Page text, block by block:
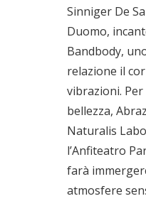
Sinniger De
Duomo,
Bandbody,
relazione il
vibrazioni.
bellezza,
Naturalis
l’Anfiteatro
farà
atmosfere